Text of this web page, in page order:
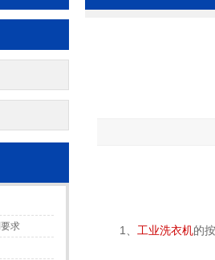
求
1、 工业洗衣机的